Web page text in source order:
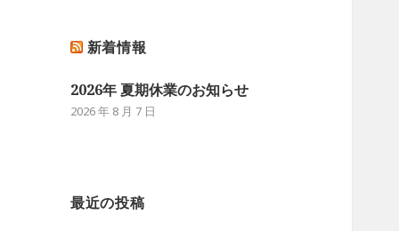
新着情報
2026年 夏期休業のお知らせ
2026 年 8 月 7 日
最近の投稿